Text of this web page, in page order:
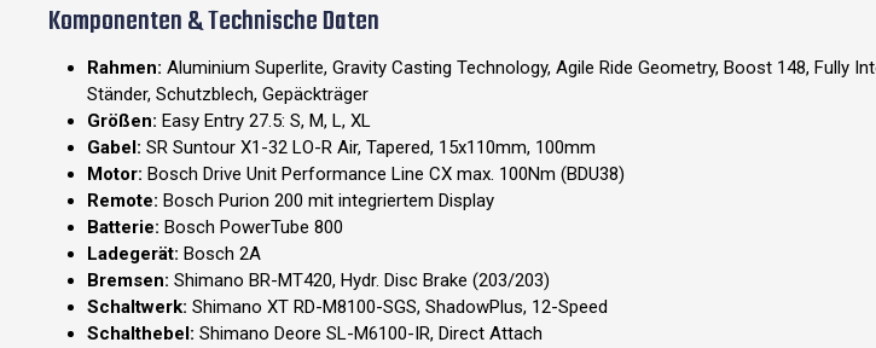
Komponenten & Technische Daten
Rahmen: Aluminium Superlite, Gravity Casting Technology, Agile Ride Geometry, Boost 148, Fully
Ständer, Schutzblech, Gepäckträger
Größen: Easy Entry 27.5: S, M, L, XL
Gabel: SR Suntour X1-32 LO-R Air, Tapered, 15x110mm, 100mm
Motor: Bosch Drive Unit Performance Line CX max. 100Nm (BDU38)
Remote: Bosch Purion 200 mit integriertem Display
Batterie: Bosch PowerTube 800
Ladegerät: Bosch 2A
Bremsen: Shimano BR-MT420, Hydr. Disc Brake (203/203)
Schaltwerk: Shimano XT RD-M8100-SGS, ShadowPlus, 12-Speed
Schalthebel: Shimano Deore SL-M6100-IR, Direct Attach